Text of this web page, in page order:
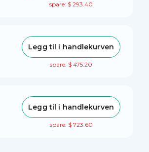
spare: $ 293.40
Legg til i handlekurven
spare: $ 475.20
Legg til i handlekurven
spare: $ 723.60